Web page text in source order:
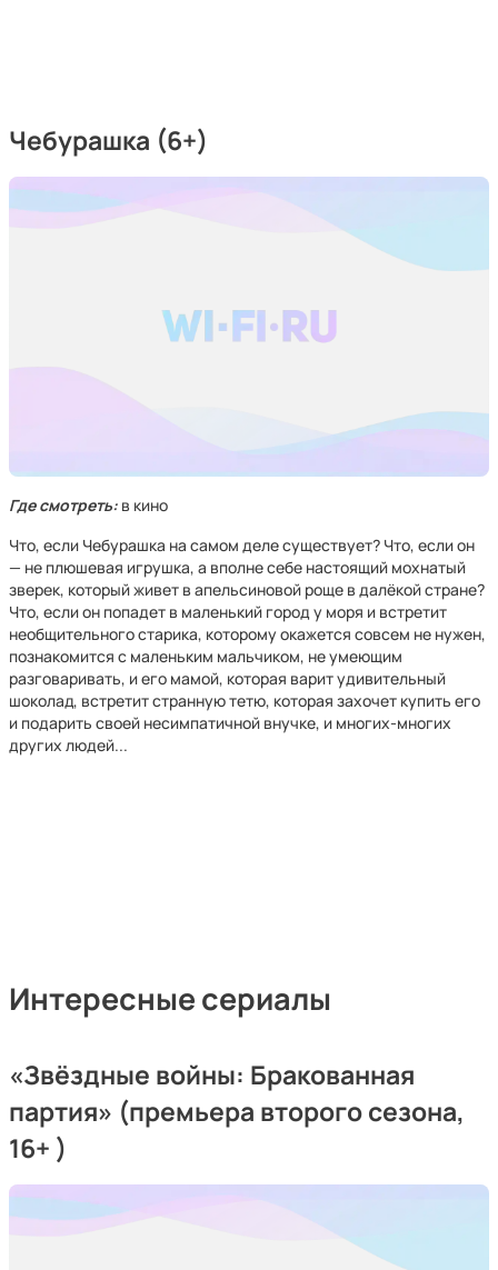
Чебурашка (6+)
Где смотреть: в кино
Что, если Чебурашка на самом деле существует? Что, если он
— не плюшевая игрушка, а вполне себе настоящий мохнатый
зверек, который живет в апельсиновой роще в далёкой стране?
Что, если он попадет в маленький город у моря и встретит
необщительного старика, которому окажется совсем не нужен,
познакомится с маленьким мальчиком, не умеющим
разговаривать, и его мамой, которая варит удивительный
шоколад, встретит странную тетю, которая захочет купить его
и подарить своей несимпатичной внучке, и многих-многих
других людей...
Интересные сериалы
«Звёздные войны: Бракованная
партия» (премьера второго сезона,
16+ )